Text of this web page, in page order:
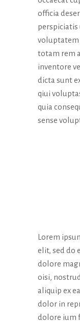
officia
voluptatem
totam rem
inventore
dicta sunt
qiui
quia
sense
Lorem
elit, sed do
dolore
oisi,
aliquip ex
dolor in
dolore ium